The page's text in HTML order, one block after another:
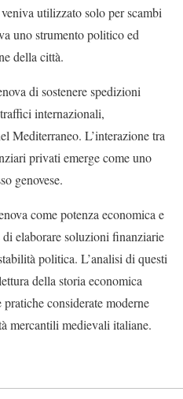
utilizzato solo per scambi
uno strumento politico ed
della città.
di sostenere spedizioni
internazionali,
Mediterraneo. L’interazione tra
privati emerge come uno
genovese.
come potenza economica e
elaborare soluzioni finanziarie
politica. L’analisi di questi
della storia economica
considerate moderne
mercantili medievali italiane.